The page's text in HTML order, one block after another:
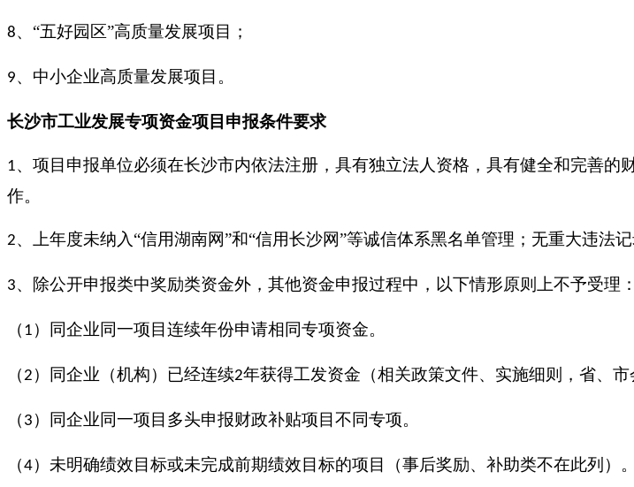
8、“五好园区”高质量发展项目；
9、中小企业高质量发展项目。
长沙市工业发展专项资金项目 申报条件要求
1、项目申报单位必须在长沙市内依法注册，具有独立法人资格，具有健全和完善
作。
2、上年度未纳入“信用湖南网”和“信用长沙网”等诚信体系黑名单管理；无重大违法
3、除公开申报类中奖励类资金外，其他资金申报过程中，以下情形原则上不予受理：
（ 1 ）同企业同一项目连续年份申请相同专项资金。
（2 ）同企业（机构）已经连续2年获得工发资金（相关政策文件、实施细则，省、
（ 3 ）同企业同一项目多头申报财政补贴项目不同专项。
（4）未明确绩效目标或未完成前期绩效目标的项目（事后奖励、补助类不在此列）。